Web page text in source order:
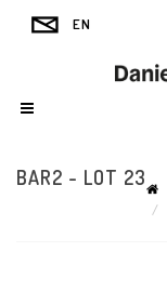
BAR2 - LOT 23